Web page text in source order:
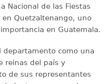
Nacional de las Fiestas
Quetzaltenango, uno
en Guatemala.
departamento como una
reinas del país y
de sus representantes